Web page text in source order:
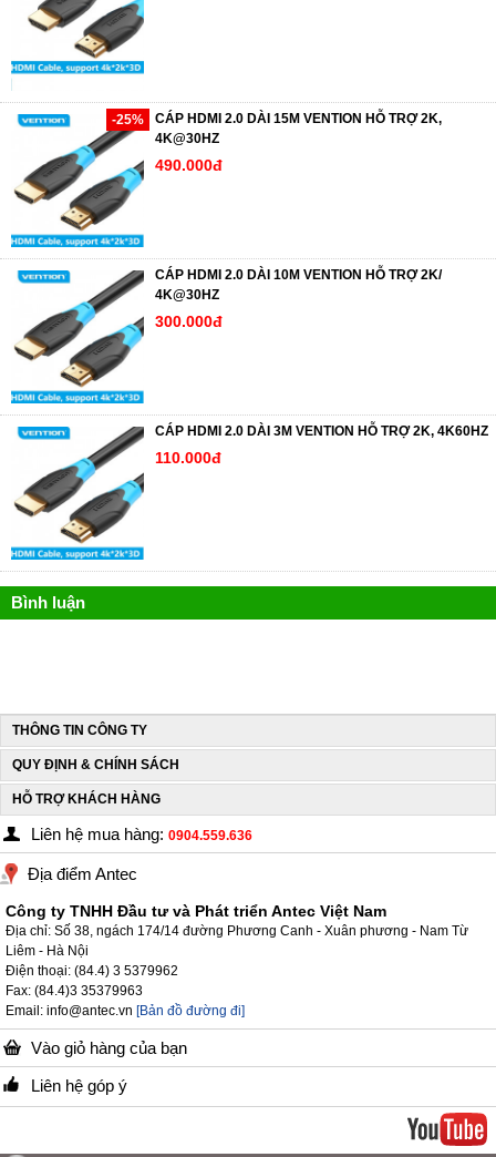
-25%
CÁP HDMI 2.0 DÀI 15M VENTION HỖ TRỢ 2K,
4K@30HZ
490.000đ
CÁP HDMI 2.0 DÀI 10M VENTION HỖ TRỢ 2K/
4K@30HZ
300.000đ
CÁP HDMI 2.0 DÀI 3M VENTION HỖ TRỢ 2K, 4K60HZ
110.000đ
Bình luận
THÔNG TIN CÔNG TY
QUY ĐỊNH & CHÍNH SÁCH
HỖ TRỢ KHÁCH HÀNG
Liên hệ mua hàng: 0904.559.636
Địa điểm Antec
Công ty TNHH Đầu tư và Phát triển Antec Việt Nam
Địa chỉ: Số 38, ngách 174/14 đường Phương Canh - Xuân phương - Nam Từ
Liêm - Hà Nội
Điện thoại: (84.4) 3 5379962
Fax: (84.4)3 35379963
Email: info@antec.vn [Bản đồ đường đi]
Vào giỏ hàng của bạn
Liên hệ góp ý